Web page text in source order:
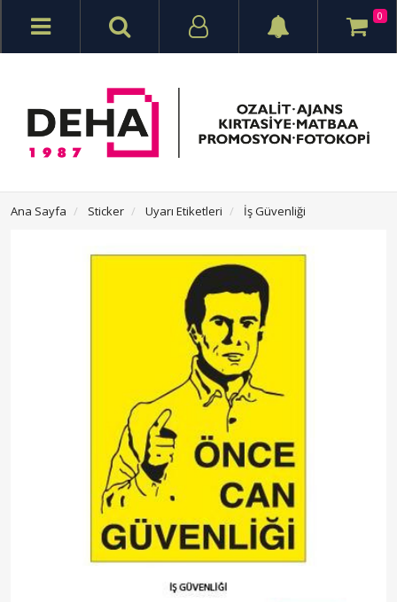
0
Ana Sayfa Sticker Uyarı Etiketleri İş Güvenliği